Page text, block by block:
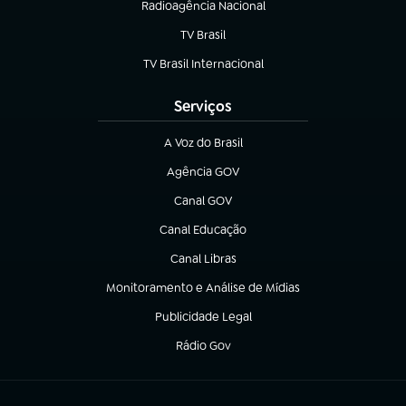
Radioagência Nacional
(abre em nova aba)
TV Brasil
(abre em nova aba)
TV Brasil Internacional
(abre em nova aba)
Serviços
A Voz do Brasil
(abre em nova aba)
Agência GOV
(abre em nova aba)
Canal GOV
(abre em nova aba)
Canal Educação
(abre em nova aba)
Canal Libras
(abre em nova aba)
Monitoramento e Análise de Mídias
(abre em nova aba)
Publicidade Legal
(abre em nova aba)
Rádio Gov
(abre em nova aba)